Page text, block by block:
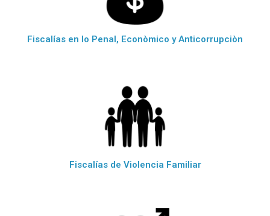
Fiscalías en lo Penal, Econòmico y Anticorrupciòn
Fiscalías de Violencia Familiar